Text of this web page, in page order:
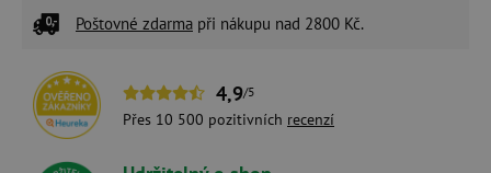
Poštovné zdarma při nákupu nad 2800 Kč.
4,9/5
Přes 10 500 pozitivních recenzí